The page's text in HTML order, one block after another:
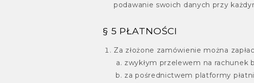
podawanie swoich danych przy
§ 5 PŁATNOŚCI
Za złożone zamówienie można
zwykłym przelewem na rachunek
za pośrednictwem platformy